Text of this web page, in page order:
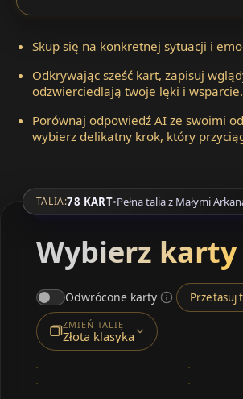
Skup się na konkretnej sytuacji i
Odkrywając sześć kart, zapisuj
odzwierciedlają twoje lęki i wsparcie.
Porównaj odpowiedź AI ze swoimi
wybierz delikatny krok, który
TALIA:78 KART•Pełna talia z Małymi
Wybierz karty
Odwrócone karty Przetasuj
ZMIEŃ TALIĘ
Złota klasyka